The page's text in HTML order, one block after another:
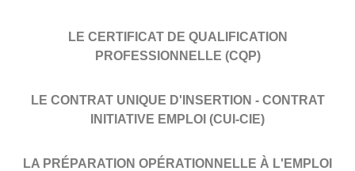
LE CERTIFICAT DE QUALIFICATION
PROFESSIONNELLE (CQP)
LE CONTRAT UNIQUE D'INSERTION - CONTRAT
INITIATIVE EMPLOI (CUI-CIE)
LA PRÉPARATION OPÉRATIONNELLE À L'EMPLOI